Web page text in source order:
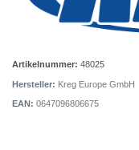
Artikelnummer: 48025
Hersteller: Kreg Europe GmbH
EAN: 0647096806675